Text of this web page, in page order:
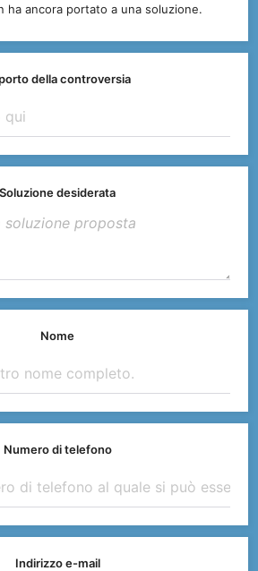
ha ancora portato a una soluzione.
della controversia
Soluzione desiderata
Nome
Numero di telefono
Indirizzo e-mail